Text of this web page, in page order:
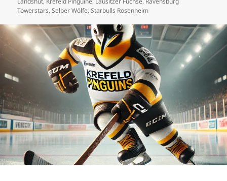
Towerstars,Selber Wölfe,Starbulls Rosenheim